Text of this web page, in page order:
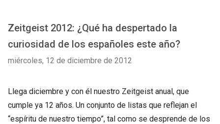
Zeitgeist 2012: ¿Qué ha despertado la
curiosidad de los españoles este año?
miércoles, 12 de diciembre de 2012
Llega diciembre y con él nuestro Zeitgeist anual, que
cumple ya 12 años. Un conjunto de listas que reflejan el
“espíritu de nuestro tiempo”, tal como se desprende de los